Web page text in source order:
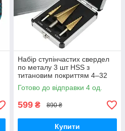
Набір ступінчастих свердел
по металу 3 шт HSS з
титановим покриттям 4–32
мм у кейсі
Готово до відправки 4 од.
599 ₴ 890 ₴
Купити